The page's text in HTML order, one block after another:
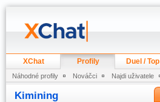
XChat Profily Duel / Top
Náhodné profily Nováčci Najdi uživatele
Kimining